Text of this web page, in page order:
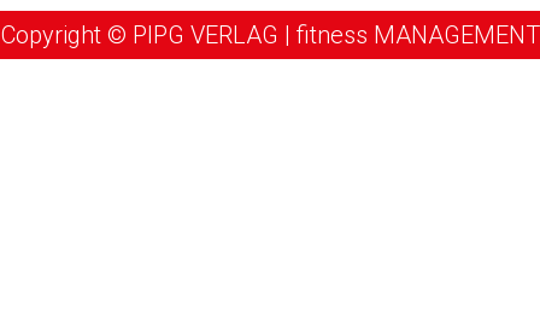
Copyright © PIPG VERLAG | fitness MANAGEMENT